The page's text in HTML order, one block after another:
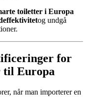
toiletter i Europa
og undgå
for
til Europa
når man importerer en